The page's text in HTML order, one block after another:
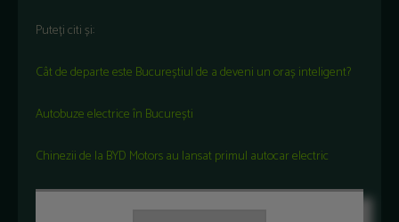
Puteți citi și:
Cât de departe este Bucureștiul de a deveni un oraș inteligent?
Autobuze electrice în București
Chinezii de la BYD Motors au lansat primul autocar electric